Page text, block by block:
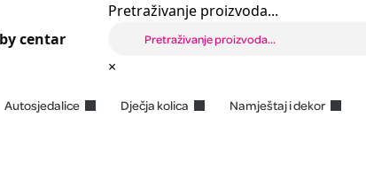
Pretraživanje proizvoda...
×
Autosjedalice Dječja kolica Namještaj i dekor